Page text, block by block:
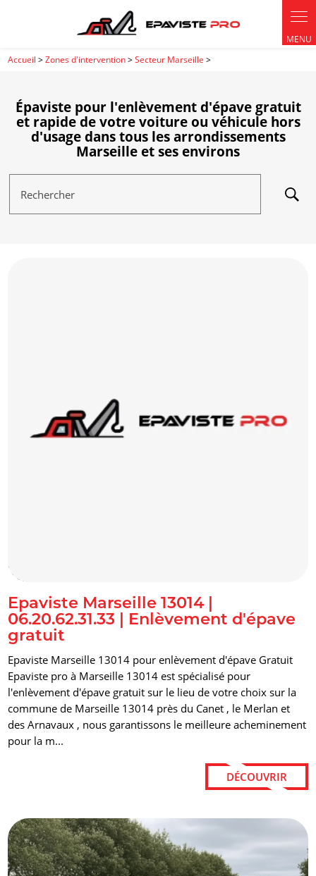
Accueil >Zones d'intervention>Secteur Marseille>
Épaviste pour l'enlèvement d'épave gratuit
et rapide de votre voiture ou véhicule hors
d'usage dans tous les arrondissements
Marseille et ses environs
Rechercher
alt="Epaviste Marseille 13014 | 06.20.62.31.33 | Enlèvement
d'épave gratuit" title=""/>
Epaviste Marseille 13014 |
06.20.62.31.33 | Enlèvement d'épave
gratuit
Epaviste Marseille 13014 pour enlèvement d'épave Gratuit
Epaviste pro à Marseille 13014 est spécialisé pour
l'enlèvement d'épave gratuit sur le lieu de votre choix sur la
commune de Marseille 13014 près du Canet , le Merlan et
des Arnavaux , nous garantissons le meilleure acheminement
pour la m...
DÉCOUVRIR